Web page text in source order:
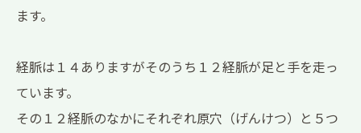
ます。
経脈は１４ありますがそのうち１２経脈が足と手を走っ
ています。
その１２経脈のなかにそれぞれ原穴（げんけつ）と５つ